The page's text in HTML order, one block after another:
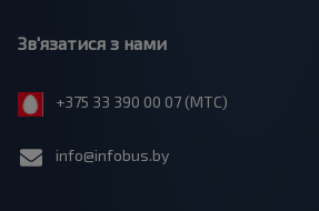
Зв'язатися з нами
+375 33 390 00 07 (МТС)
info@infobus.by